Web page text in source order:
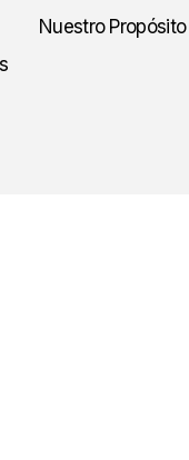
Nuestro Propósito